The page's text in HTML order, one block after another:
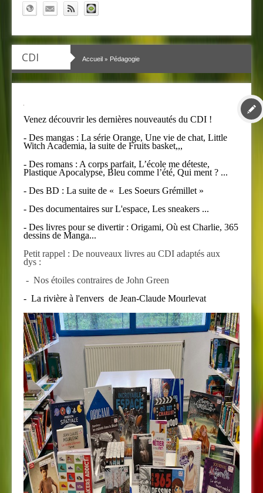
CDI Accueil » Pédagogie
Venez découvrir les dernières nouveautés du CDI !
- Des mangas : La série Orange, Une vie de chat, Little
Witch Academia, la suite de Fruits basket,,,
- Des romans : A corps parfait, L’école me déteste,
Plastique Apocalypse, Bleu comme l’été, Qui ment ? ...
- Des BD : La suite de « Les Soeurs Grémillet »
- Des documentaires sur L'espace, Les sneakers ...
- Des livres pour se divertir : Origami, Où est Charlie, 365
dessins de Manga...
Petit rappel : De nouveaux livres au CDI adaptés aux
dys :
- Nos étoiles contraires de John Green
- La rivière à l'envers de Jean-Claude Mourlevat